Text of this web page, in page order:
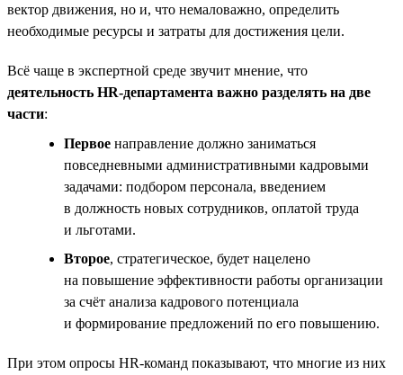
вектор движения, но и, что немаловажно, определить
необходимые ресурсы и затраты для достижения цели.
Всё чаще в экспертной среде звучит мнение, что
деятельность HR-департамента важно разделять на две
части:
Первое направление должно заниматься
повседневными административными кадровыми
задачами: подбором персонала, введением
в должность новых сотрудников, оплатой труда
и льготами.
Второе, стратегическое, будет нацелено
на повышение эффективности работы организации
за счёт анализа кадрового потенциала
и формирование предложений по его повышению.
При этом опросы HR-команд показывают, что многие из них